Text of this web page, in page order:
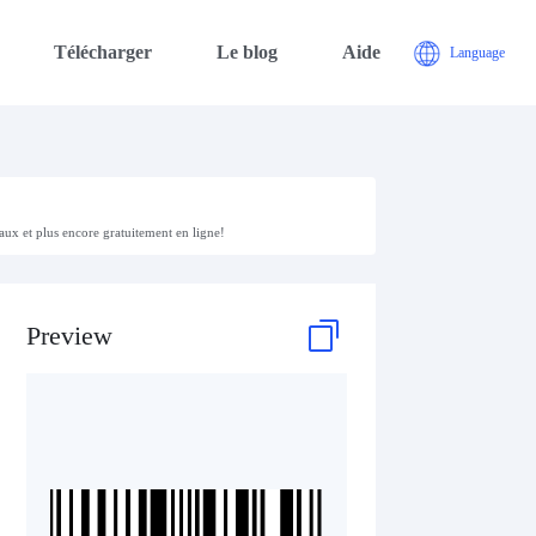
Télécharger Le blog Aide Language
et plus encore gratuitement en ligne!
Preview